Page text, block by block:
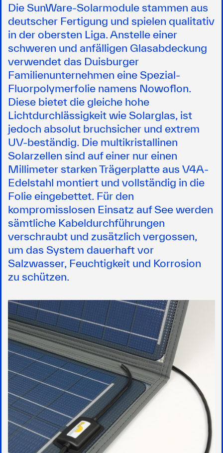
Die SunWare-Solarmodule stammen aus
deutscher Fertigung und spielen qualitativ
in der obersten Liga. Anstelle einer
schweren und anfälligen Glasabdeckung
verwendet das Duisburger
Familienunternehmen eine Spezial-
Fluorpolymerfolie namens Nowoflon.
Diese bietet die gleiche hohe
Lichtdurchlässigkeit wie Solarglas, ist
jedoch absolut bruchsicher und extrem
UV-beständig. Die multikristallinen
Solarzellen sind auf einer nur einen
Millimeter starken Trägerplatte aus V4A-
Edelstahl montiert und vollständig in die
Folie eingebettet. Für den
kompromisslosen Einsatz auf See werden
sämtliche Kabeldurchführungen
verschraubt und zusätzlich vergossen,
um das System dauerhaft vor
Salzwasser, Feuchtigkeit und Korrosion
zu schützen.